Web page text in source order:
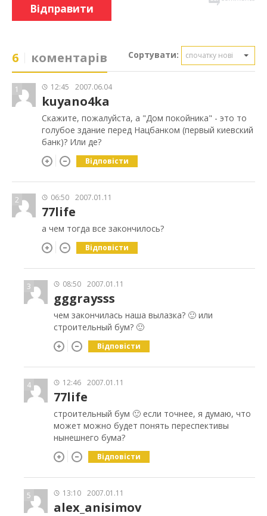
Відправити
6 коментарів Сортувати: спочатку нові
1 12:45 2007.06.04
kuyano4ka
Скажите, пожалуйста, а "Дом покойника" - это то
голубое здание перед Нацбанком (первый киевский
банк)? Или де?
Відповісти
2 06:50 2007.01.11
77life
а чем тогда все закончилось?
Відповісти
3 08:50 2007.01.11
gggraysss
чем закончилась наша вылазка? 🙂 или
строительный бум? 🙂
Відповісти
4 12:46 2007.01.11
77life
строительный бум 🙂 если точнее, я думаю, что
может можно будет понять переспективы
нынешнего бума?
Відповісти
5 13:10 2007.01.11
alex_anisimov